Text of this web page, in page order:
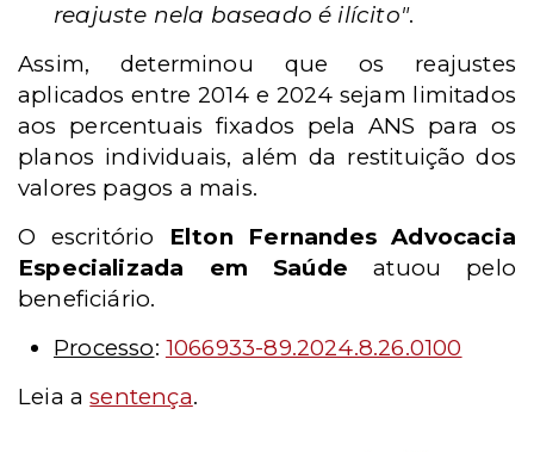
reajuste nela baseado é ilícito".
Assim, determinou que os reajustes
aplicados entre 2014 e 2024 sejam limitados
aos percentuais fixados pela ANS para os
planos individuais, além da restituição dos
valores pagos a mais.
O escritório Elton Fernandes Advocacia
Especializada em Saúde atuou pelo
beneficiário.
Processo: 1066933-89.2024.8.26.0100
Leia asentença.